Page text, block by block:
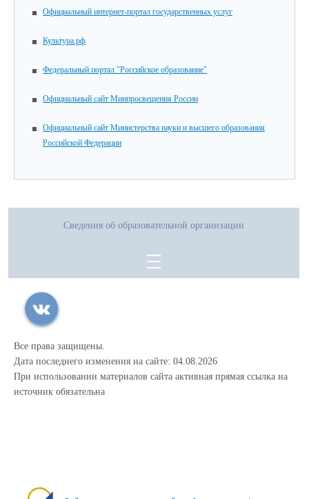
Официальный интернет-портал государственных услуг
Культура.рф
Федеральный портал "Российское образование"
Официальный сайт Минпросвещения России
Официальный сайт Министерства науки и высшего образования
Российской Федерации
Сведения об образовательной организации
Все права защищены.
Дата последнего изменения на сайте: 04.08.2026
При использовании материалов сайта активная прямая ссылка на
источник обязательна